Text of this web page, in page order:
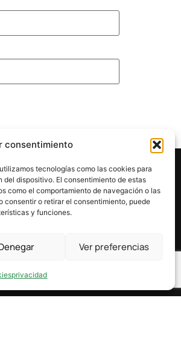
consentimiento
tecnologías como las cookies para
dispositivo. El consentimiento de estas
como el comportamiento de navegación o las
o retirar el consentimiento, puede
y funciones.
Ver preferencias
privacidad